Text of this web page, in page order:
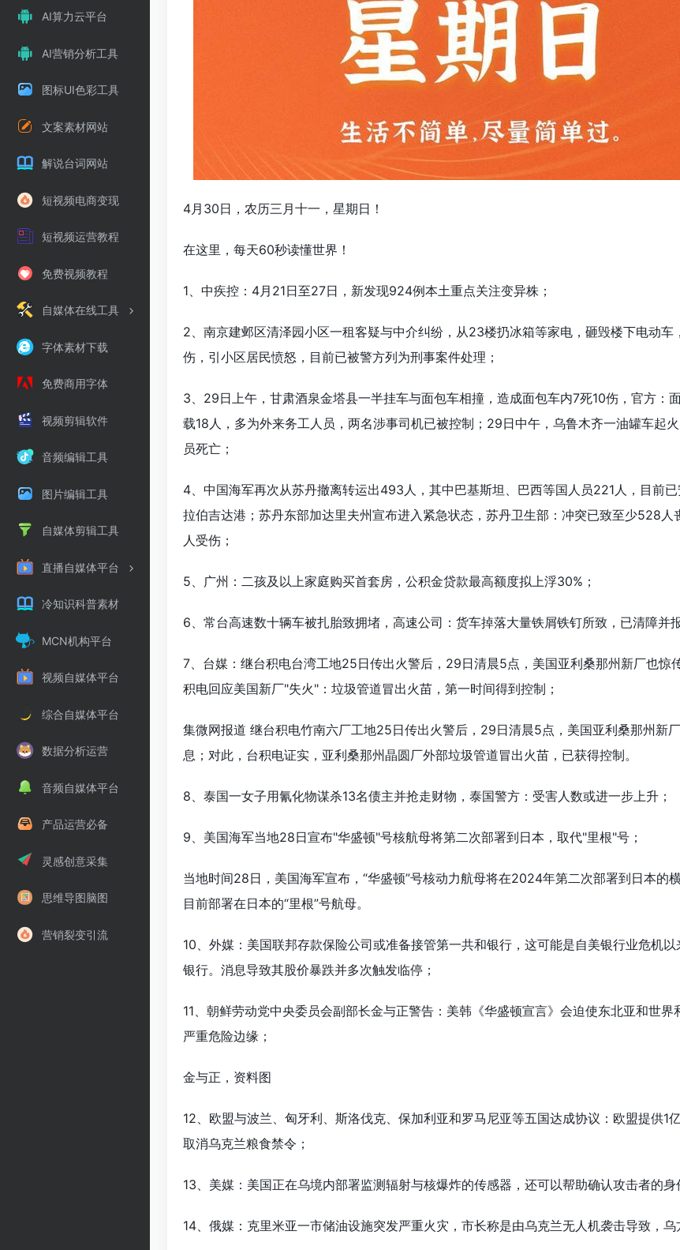
AI算力云平台
AI营销分析工具
图标UI色彩工具
文案素材网站
解说台词网站
短视频电商变现
短视频运营教程
免费视频教程
自媒体在线工具
字体素材下载
免费商用字体
视频剪辑软件
音频编辑工具
图片编辑工具
自媒体剪辑工具
直播自媒体平台
冷知识科普素材
MCN机构平台
视频自媒体平台
综合自媒体平台
数据分析运营
音频自媒体平台
产品运营必备
灵感创意采集
思维导图脑图
营销裂变引流
4月30日，农历三月十一，星期日！
在这里，每天60秒读懂世界！
1、中疾控：4月21日至27日，新发现924例本土重点关注变异株；
2、南京建邺区清泽园小区一租客疑与中介纠纷，从23楼扔冰箱等家电，砸毁楼下电动车
伤，引小区居民愤怒，目前已被警方列为刑事案件处理；
3、29日上午，甘肃酒泉金塔县一半挂车与面包车相撞，造成面包车内7死10伤，官方：
载18人，多为外来务工人员，两名涉事司机已被控制；29日中午，乌鲁木齐一油罐车起
员死亡；
4、中国海军再次从苏丹撤离转运出493人，其中巴基斯坦、巴西等国人员221人，目前
拉伯吉达港；苏丹东部加达里夫州宣布进入紧急状态，苏丹卫生部：冲突已致至少528
人受伤；
5、广州：二孩及以上家庭购买首套房，公积金贷款最高额度拟上浮30%；
6、常台高速数十辆车被扎胎致拥堵，高速公司：货车掉落大量铁屑铁钉所致，已清障并
7、台媒：继台积电台湾工地25日传出火警后，29日清晨5点，美国亚利桑那州新厂也惊
积电回应美国新厂"失火"：垃圾管道冒出火苗，第一时间得到控制；
集微网报道 继台积电竹南六厂工地25日传出火警后，29日清晨5点，美国亚利桑那州新
息；对此，台积电证实，亚利桑那州晶圆厂外部垃圾管道冒出火苗，已获得控制。
8、泰国一女子用氰化物谋杀13名债主并抢走财物，泰国警方：受害人数或进一步上升；
9、美国海军当地28日宣布"华盛顿"号核航母将第二次部署到日本，取代"里根"号；
当地时间28日，美国海军宣布，“华盛顿”号核动力航母将在2024年第二次部署到日本的
目前部署在日本的“里根”号航母。
10、外媒：美国联邦存款保险公司或准备接管第一共和银行，这可能是自美银行业危机
银行。消息导致其股价暴跌并多次触发临停；
11、朝鲜劳动党中央委员会副部长金与正警告：美韩《华盛顿宣言》会迫使东北亚和世界
严重危险边缘；
金与正，资料图
12、欧盟与波兰、匈牙利、斯洛伐克、保加利亚和罗马尼亚等五国达成协议：欧盟提供1
取消乌克兰粮食禁令；
13、美媒：美国正在乌境内部署监测辐射与核爆炸的传感器，还可以帮助确认攻击者的身
14、俄媒：克里米亚一市储油设施突发严重火灾，市长称是由乌克兰无人机袭击导致，乌